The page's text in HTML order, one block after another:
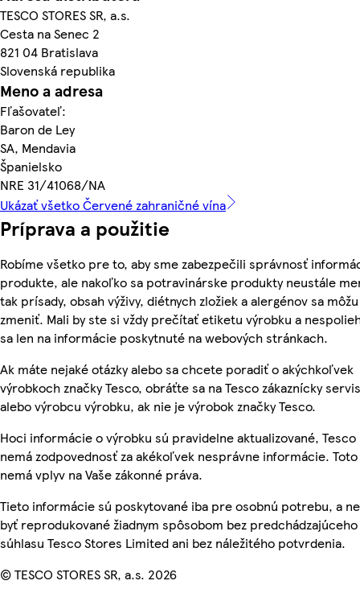
TESCO STORES SR, a.s.
Cesta na Senec 2
821 04 Bratislava
Slovenská republika
Meno a adresa
Fľašovateľ:
Baron de Ley
SA, Mendavia
Španielsko
NRE 31/41068/NA
Ukázať všetko Červené zahraničné vína
Príprava a použitie
Robíme všetko pre to, aby sme zabezpečili správnosť
produkte, ale nakoľko sa potravinárske produkty neustále
tak prísady, obsah výživy, diétnych zložiek a alergénov sa môžu
zmeniť. Mali by ste si vždy prečítať etiketu výrobku a
sa len na informácie poskytnuté na webových stránkach.
Ak máte nejaké otázky alebo sa chcete poradiť o akýchkoľvek
výrobkoch značky Tesco, obráťte sa na Tesco zákaznícky
alebo výrobcu výrobku, ak nie je výrobok značky Tesco.
Hoci informácie o výrobku sú pravidelne aktualizované, Tesco
nemá zodpovednosť za akékoľvek nesprávne informácie. Toto
nemá vplyv na Vaše zákonné práva.
Tieto informácie sú poskytované iba pre osobnú potrebu, a
byť reprodukované žiadnym spôsobom bez predchádzajúceho
súhlasu Tesco Stores Limited ani bez náležitého potvrdenia.
© TESCO STORES SR, a.s. 2026